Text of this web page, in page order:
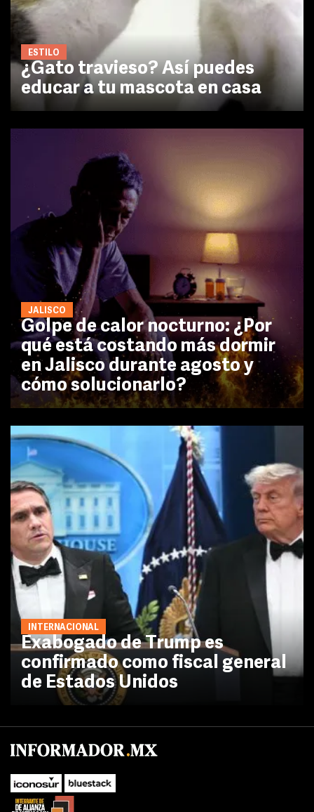
ESTILO
¿Gato travieso? Así puedes
educar a tu mascota en casa
JALISCO
Golpe de calor nocturno: ¿Por
qué está costando más dormir
en Jalisco durante agosto y
cómo solucionarlo?
INTERNACIONAL
Exabogado de Trump es
confirmado como fiscal general
de Estados Unidos